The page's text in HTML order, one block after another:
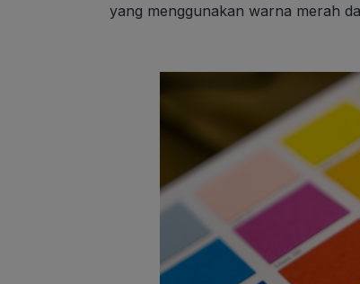
yang menggunakan warna merah